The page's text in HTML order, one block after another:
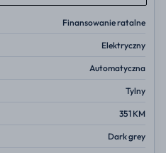
Finansowanie ratalne
Elektryczny
Automatyczna
Tylny
351 KM
Dark grey